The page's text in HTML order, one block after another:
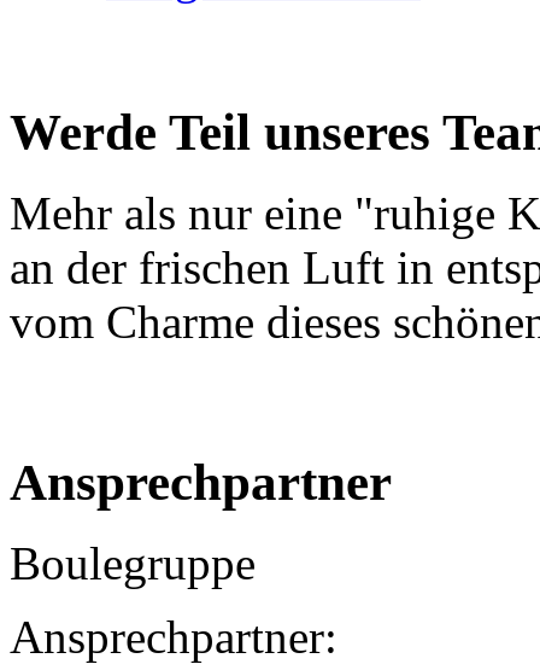
Werde Teil unseres
Mehr als nur eine "ruhige
an der frischen Luft in
vom Charme dieses
Ansprechpartner
Boulegruppe
Ansprechpartner: